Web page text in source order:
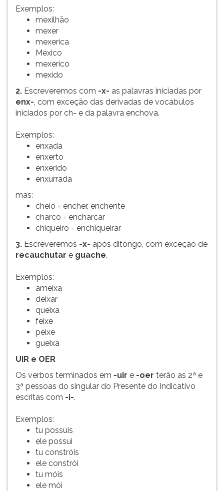
Exemplos:
mexilhão
mexer
mexerica
México
mexerico
mexido
2. Escreveremos com -x- as palavras iniciadas por
enx-, com exceção das derivadas de vocábulos
iniciados por ch- e da palavra enchova.
Exemplos:
enxada
enxerto
enxerido
enxurrada
mas:
cheio = encher, enchente
charco = encharcar
chiqueiro = enchiqueirar
3. Escreveremos -x- após ditongo, com exceção de
recauchutar e guache.
Exemplos:
ameixa
deixar
queixa
feixe
peixe
gueixa
UIR e OER
Os verbos terminados em -uir e -oer terão as 2ª e
3ª pessoas do singular do Presente do Indicativo
escritas com -i-.
Exemplos:
tu possuis
ele possui
tu constróis
ele constrói
tu móis
ele mói